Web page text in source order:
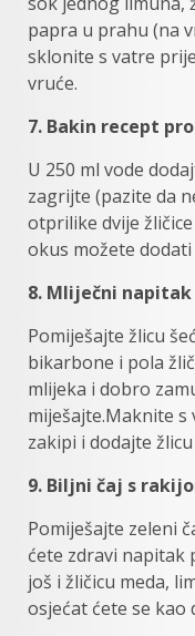
papra u prahu (na
sklonite s vatre
vruće.
7. Bakin recept
U 250 ml vode
zagrijte (pazite da
otprilike dvije
okus možete
8. Mliječni
Pomiješajte žlicu
bikarbone i pola
mlijeka i dobro
miješajte.Maknite
zakipi i dodajte
9. Biljni čaj s
Pomiješajte zeleni
ćete zdravi napitak
još i žličicu meda,
osjećat ćete se